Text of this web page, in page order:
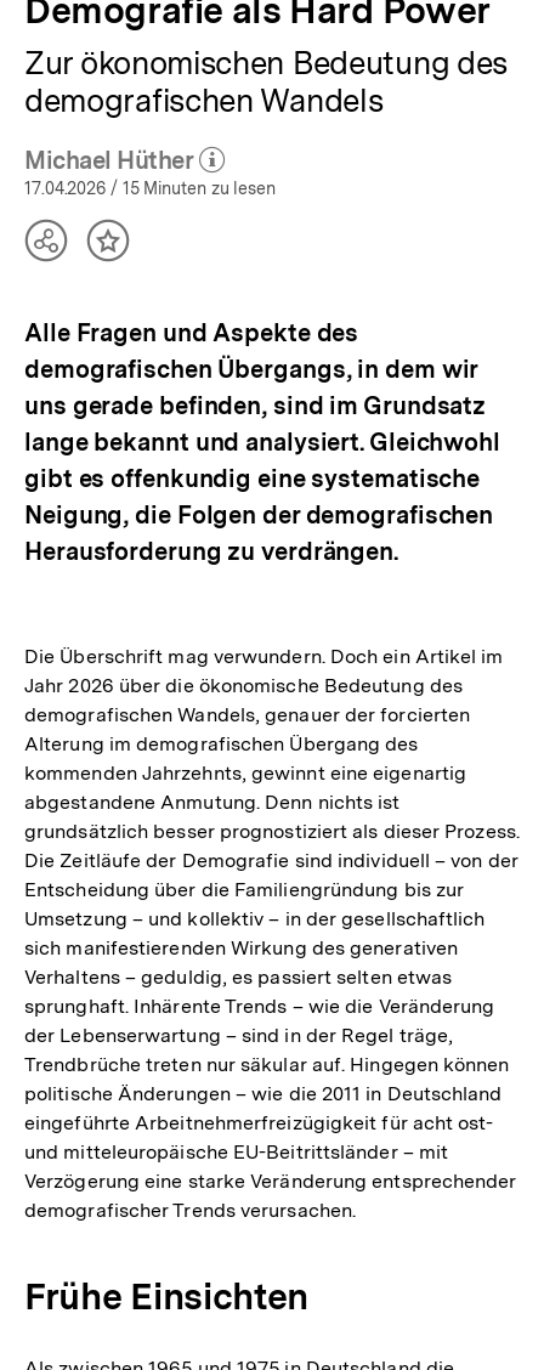
Demografie als Hard Power
Zur ökonomischen Bedeutung des
demografischen Wandels
Michael Hüther
(Mehr zum Autor)
öffnen
17.04.2026 / 15 Minuten zu lesen
TeilenInhalt
Alle Fragen und Aspekte des
demografischen Übergangs, in dem wir
uns gerade befinden, sind im Grundsatz
lange bekannt und analysiert. Gleichwohl
gibt es offenkundig eine systematische
Neigung, die Folgen der demografischen
Herausforderung zu verdrängen.
Die Überschrift mag verwundern. Doch ein Artikel im
Jahr 2026 über die ökonomische Bedeutung des
demografischen Wandels, genauer der forcierten
Alterung im demografischen Übergang des
kommenden Jahrzehnts, gewinnt eine eigenartig
abgestandene Anmutung. Denn nichts ist
grundsätzlich besser prognostiziert als dieser Prozess.
Die Zeitläufe der Demografie sind individuell – von der
Entscheidung über die Familiengründung bis zur
Umsetzung – und kollektiv – in der gesellschaftlich
sich manifestierenden Wirkung des generativen
Verhaltens – geduldig, es passiert selten etwas
sprunghaft. Inhärente Trends – wie die Veränderung
der Lebenserwartung – sind in der Regel träge,
Trendbrüche treten nur säkular auf. Hingegen können
politische Änderungen – wie die 2011 in Deutschland
eingeführte Arbeitnehmerfreizügigkeit für acht ost-
und mitteleuropäische EU-Beitrittsländer – mit
Verzögerung eine starke Veränderung entsprechender
demografischer Trends verursachen.
Frühe Einsichten